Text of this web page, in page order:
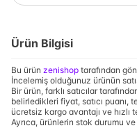
Ürün Bilgisi
Bu ürün zenishop tarafından
İncelemiş olduğunuz ürünün
Bir ürün, farklı satıcılar
belirledikleri fiyat, satıcı puanı,
ücretsiz kargo avantajı ve hızlı
Ayrıca, ürünlerin stok durumu